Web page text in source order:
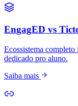
EngagED vs
Ecossistema
dedicado pro aluno.
Saiba mais